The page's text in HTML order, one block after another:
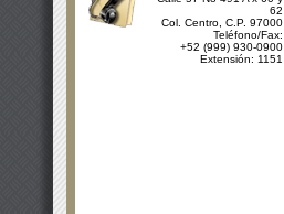
62
Col. Centro, C.P. 97000
Teléfono/Fax:
+52 (999) 930-0900
Extensión: 1151